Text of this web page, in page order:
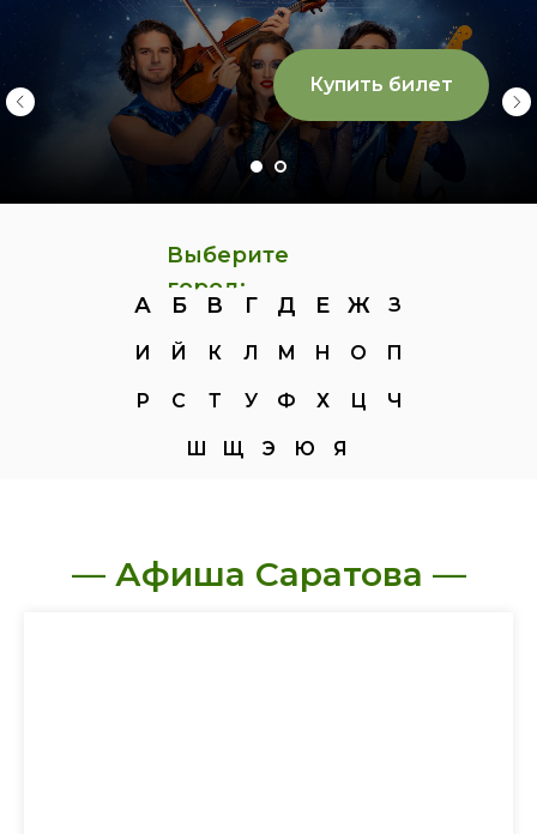
Купить билет
Выберите
город:
А Б В Г Д Е Ж З
И Й К Л М Н О П
Р С Т У Ф Х Ц Ч
Щ
Ш Э Ю Я
— Афиша Саратова —